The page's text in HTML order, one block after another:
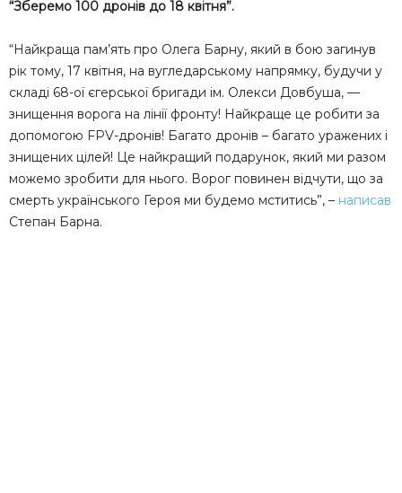
“Зберемо 100 дронів до 18 квітня”.
“Найкраща пам’ять про Олега Барну, який в бою загинув
рік тому, 17 квітня, на вугледарському напрямку, будучи у
складі 68-ої єгерської бригади ім. Олекси Довбуша, —
знищення ворога на лінії фронту! Найкраще це робити за
допомогою FPV-дронів! Багато дронів – багато уражених і
знищених цілей! Це найкращий подарунок, який ми разом
можемо зробити для нього. Ворог повинен відчути, що за
смерть українського Героя ми будемо мститись”, – написав
Степан Барна.